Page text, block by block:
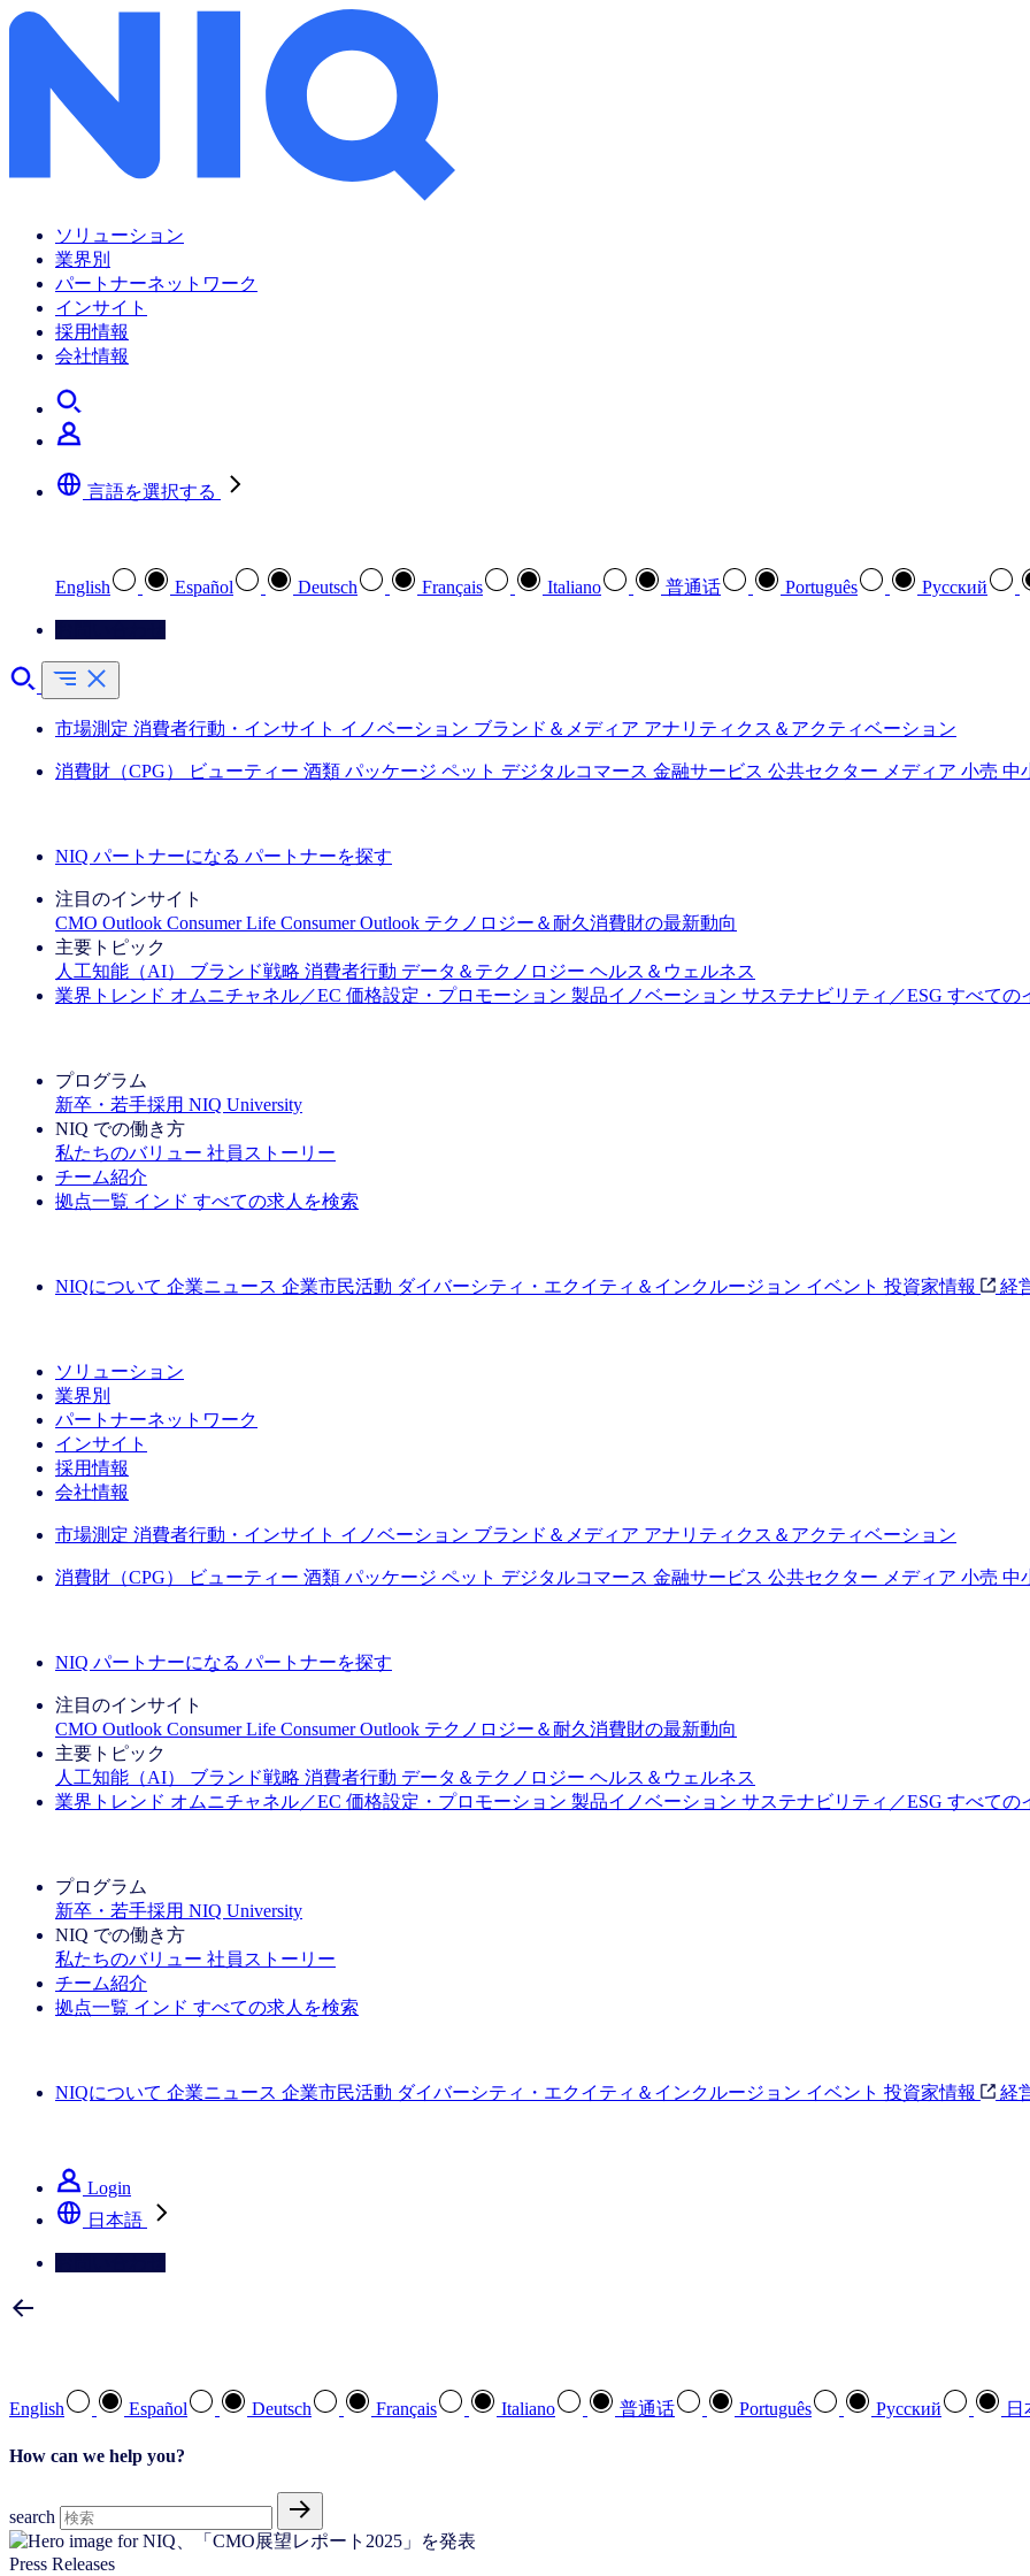
ソリューション
業界別
パートナーネットワーク
インサイト
採用情報
会社情報
言語を選択する
English Español Deutsch Français Italiano 普通话 Português Pусский
市場測定 消費者行動・インサイト イノベーション ブランド＆メディア アナリティクス＆アクティベーション
消費財（CPG） ビューティー 酒類 パッケージ ペット デジタルコマース 金融サービス 公共セクター メディア 小売 中
NIQ パートナーになる パートナーを探す
注目のインサイト
CMO Outlook Consumer Life Consumer Outlook テクノロジー＆耐久消費財の最新動向
主要トピック
人工知能（AI）
ブランド戦略 消費者行動 データ＆テクノロジー ヘルス＆ウェルネス
業界トレンド オムニチャネル／EC 価格設定・プロモーション 製品イノベーション サステナビリティ／ESG すべての
プログラム
新卒・若手採用 NIQ University
NIQ での働き方
私たちのバリュー 社員ストーリー
チーム紹介
拠点一覧 インド すべての求人を検索
NIQについて 企業ニュース 企業市民活動 ダイバーシティ・エクイティ＆インクルージョン イベント 投資家情報 経
ソリューション
業界別
パートナーネットワーク
インサイト
採用情報
会社情報
市場測定 消費者行動・インサイト イノベーション ブランド＆メディア アナリティクス＆アクティベーション
消費財（CPG） ビューティー 酒類 パッケージ ペット デジタルコマース 金融サービス 公共セクター メディア 小売 中
NIQ パートナーになる パートナーを探す
注目のインサイト
CMO Outlook Consumer Life Consumer Outlook テクノロジー＆耐久消費財の最新動向
主要トピック
人工知能（AI）
ブランド戦略 消費者行動 データ＆テクノロジー ヘルス＆ウェルネス
業界トレンド オムニチャネル／EC 価格設定・プロモーション 製品イノベーション サステナビリティ／ESG すべての
プログラム
新卒・若手採用 NIQ University
NIQ での働き方
私たちのバリュー 社員ストーリー
チーム紹介
拠点一覧 インド すべての求人を検索
NIQについて 企業ニュース 企業市民活動 ダイバーシティ・エクイティ＆インクルージョン イベント 投資家情報 経
Login
日本語
English Español Deutsch Français Italiano 普通话 Português Pусский 日
How can we help you?
search
Press Releases